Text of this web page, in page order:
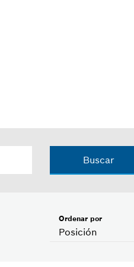
Buscar
Posición
Ordenar por